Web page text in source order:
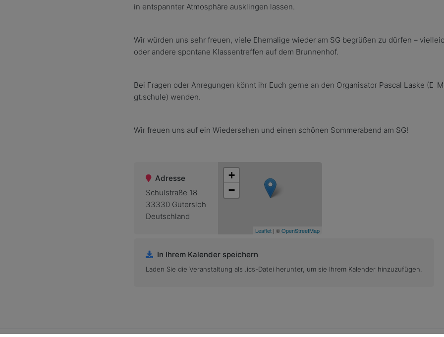
in entspannter Atmosphäre ausklingen lassen.
Wir würden uns sehr freuen, viele Ehemalige wieder am SG begrüßen zu dürfen –
oder andere spontane Klassentreffen auf dem Brunnenhof.
Bei Fragen oder Anregungen könnt ihr Euch gerne an den Organisator Pascal Laske (E-
gt.schule) wenden.
Wir freuen uns auf ein Wiedersehen und einen schönen Sommerabend am SG!
Adresse
Schulstraße 18
33330 Gütersloh
Deutschland
+
−
Leaflet | ©OpenStreetMap
In Ihrem Kalender speichern
Laden Sie die Veranstaltung als .ics-Datei herunter, um sie Ihrem Kalender hinzuzufügen.